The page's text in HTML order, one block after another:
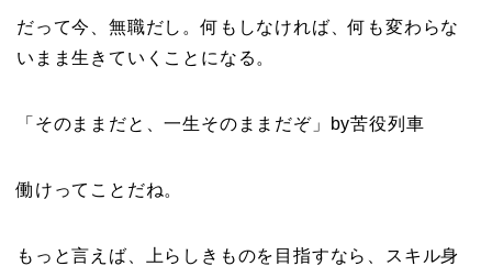
だって今、無職だし。何もしなければ、何も変わらな
いまま生きていくことになる。
「そのままだと、一生そのままだぞ」by苦役列車
働けってことだね。
もっと言えば、上らしきものを目指すなら、スキル身